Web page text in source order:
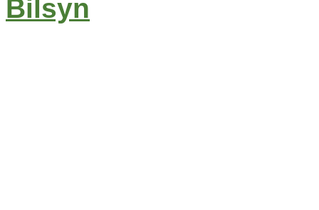
Bilsyn